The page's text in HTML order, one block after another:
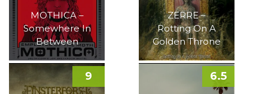
MOTHICA –
Somewhere In
Between
ZERRE –
Rotting On A
Golden Throne
9 6.5